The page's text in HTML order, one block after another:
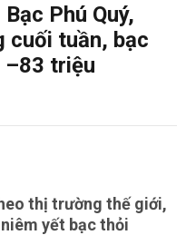
Phú Quý,
cuối tuần, bạc
–83 triệu
thị trường thế giới,
yết bạc thỏi